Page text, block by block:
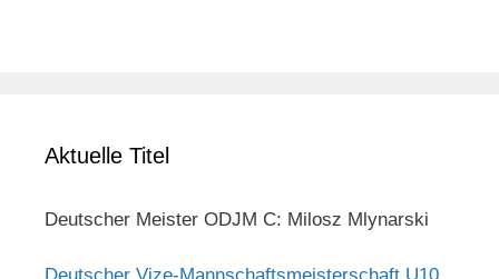
Aktuelle Titel
Deutscher Meister ODJM C: Milosz Mlynarski